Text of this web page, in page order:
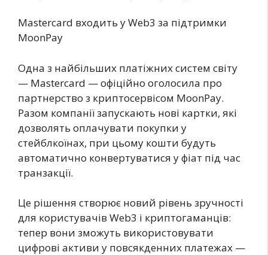
Mastercard входить у Web3 за підтримки
MoonPay
Одна з найбільших платіжних систем світу
— Mastercard — офіційно оголосила про
партнерство з криптосервісом MoonPay.
Разом компанії запускають нові картки, які
дозволять оплачувати покупки у
стейблкоїнах, при цьому кошти будуть
автоматично конвертуватися у фіат під час
транзакції.
Це рішення створює новий рівень зручності
для користувачів Web3 і криптогаманців:
тепер вони зможуть використовувати
цифрові активи у повсякденних платежах —